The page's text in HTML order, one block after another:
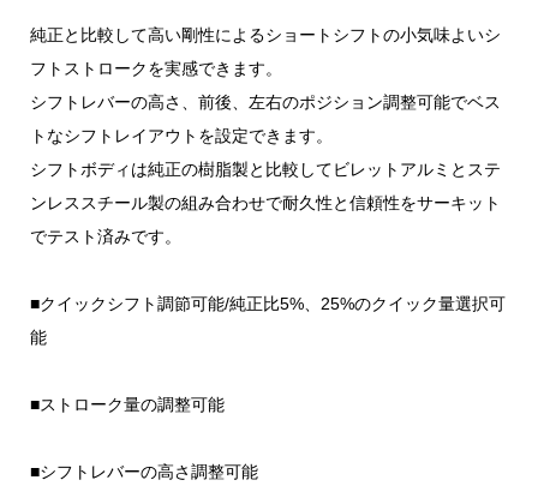
純正と比較して高い剛性によるショートシフトの小気味よいシ
フトストロークを実感できます。
シフトレバーの高さ、前後、左右のポジション調整可能でベス
トなシフトレイアウトを設定できます。
シフトボディは純正の樹脂製と比較してビレットアルミとステ
ンレススチール製の組み合わせで耐久性と信頼性をサーキット
でテスト済みです。
■クイックシフト調節可能/純正比5%、25%のクイック量選択可
能
■ストローク量の調整可能
■シフトレバーの高さ調整可能